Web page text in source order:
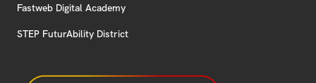
Fastweb Digital Academy
STEP FuturAbility District